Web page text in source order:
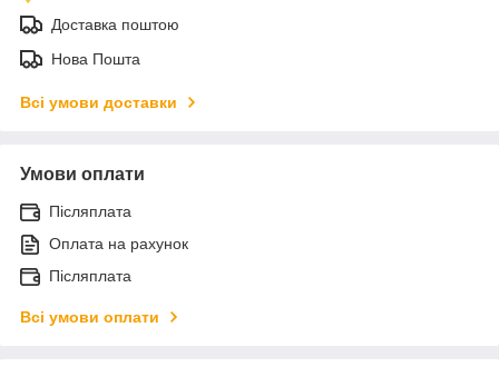
Доставка поштою
Нова Пошта
Всі умови доставки
Умови оплати
Післяплата
Оплата на рахунок
Післяплата
Всі умови оплати